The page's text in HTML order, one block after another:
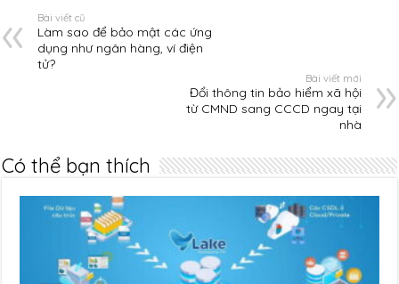
Bài viết cũ
Làm sao để bảo mật các ứng
dụng như ngân hàng, ví điện
tử?
Bài viết mới
Đổi thông tin bảo hiểm xã hội
từ CMND sang CCCD ngay tại
nhà
Có thể bạn thích